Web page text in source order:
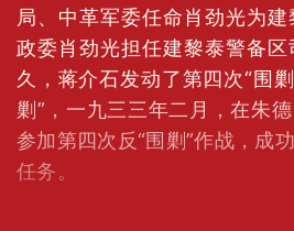
局、中革军委任命肖劲光为
政委肖劲光担任建黎泰警备
久，蒋介石发动了第四次“围
剿”，一九三三年二月，在朱
参加第四次反“围剿”作战，成
任务。